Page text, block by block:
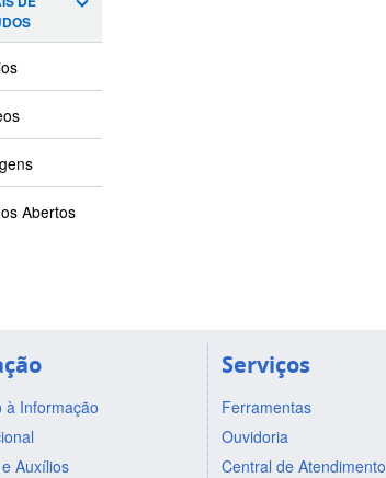
Abertos
à Informação
Auxílios
Serviços
Ferramentas
Ouvidoria
Central de Atendimento